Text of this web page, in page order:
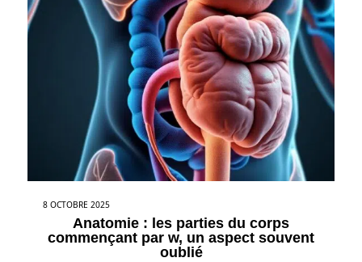
8 OCTOBRE 2025
Anatomie : les parties du corps
commençant par w, un aspect souvent
oublié